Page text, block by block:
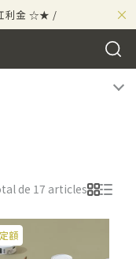
×
利金 ☆★ /
金
利金 ☆★ /
de 17 articles
額